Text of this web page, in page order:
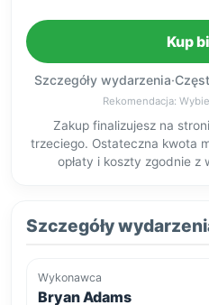
Kup
Szczegóły wydarzenia·
Rekomendacja:
Zakup finalizujesz na
trzeciego. Ostateczna kwota
opłaty i koszty zgodnie z
Szczegóły
Wykonawca
Bryan Adams